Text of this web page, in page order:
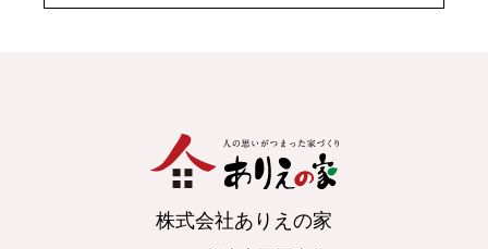
株式会社ありえの家